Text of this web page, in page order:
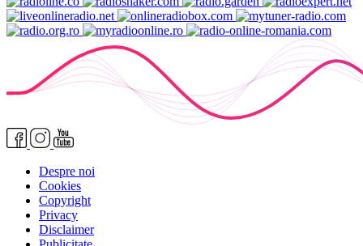
Despre noi
Cookies
Copyright
Privacy
Disclaimer